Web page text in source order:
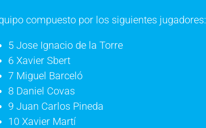
compuesto por los siguientes jugadores:
5 Jose Ignacio de la Torre
6 Xavier Sbert
7 Miguel Barceló
8 Daniel Covas
9 Juan Carlos Pineda
10 Xavier Martí